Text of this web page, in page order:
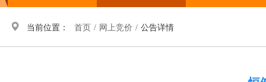
当前位置： 首页 / 网上竞价 / 公告详情